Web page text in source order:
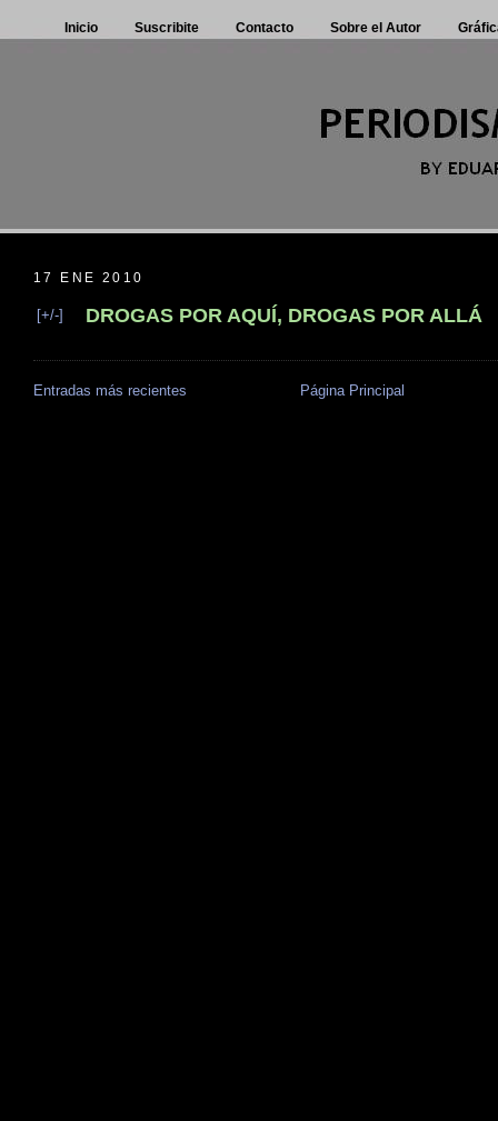
Inicio Suscribite Contacto Sobre el Autor
17 ENE 2010
[+/-] DROGAS POR AQUÍ, DROGAS POR ALLÁ
Entradas más recientes Página Principal